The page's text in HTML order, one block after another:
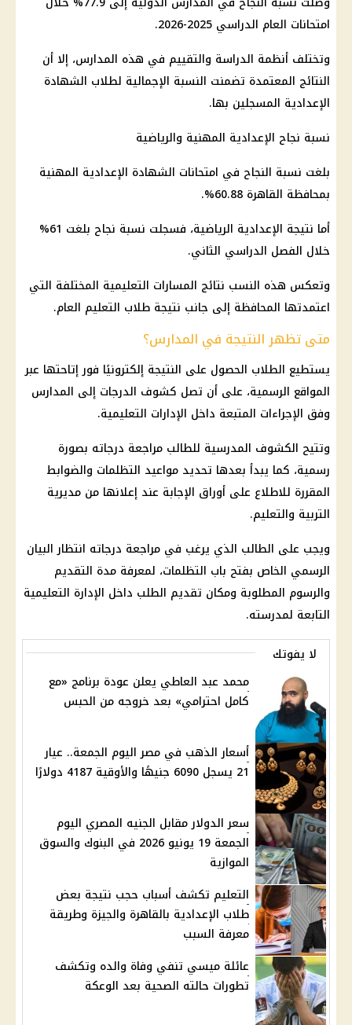
امتحانات العام الدراسي 2025-2026.
وتختلف أنظمة الدراسة والتقييم في هذه المدارس، إلا أن
النتائج المعتمدة تضمنت النسبة الإجمالية لطلاب الشهادة
الإعدادية المسجلين بها.
نسبة نجاح الإعدادية المهنية والرياضية
بلغت نسبة النجاح في امتحانات الشهادة الإعدادية المهنية
بمحافظة القاهرة 60.88%.
أما نتيجة الإعدادية الرياضية، فسجلت نسبة نجاح بلغت 61%
خلال الفصل الدراسي الثاني.
وتعكس هذه النسب نتائج المسارات التعليمية المختلفة التي
اعتمدتها المحافظة إلى جانب نتيجة طلاب التعليم العام.
متى تظهر النتيجة في المدارس؟
يستطيع الطلاب الحصول على النتيجة إلكترونيًا فور إتاحتها عبر
المواقع الرسمية، على أن تصل كشوف الدرجات إلى المدارس
وفق الإجراءات المتبعة داخل الإدارات التعليمية.
وتتيح الكشوف المدرسية للطالب مراجعة درجاته بصورة
رسمية، كما يبدأ بعدها تحديد مواعيد التظلمات والضوابط
المقررة للاطلاع على أوراق الإجابة عند إعلانها من مديرية
التربية والتعليم.
ويجب على الطالب الذي يرغب في مراجعة درجاته انتظار البيان
الرسمي الخاص بفتح باب التظلمات، لمعرفة مدة التقديم
والرسوم المطلوبة ومكان تقديم الطلب داخل الإدارة التعليمية
التابعة لمدرسته.
لا يفوتك
محمد عبد العاطي يعلن عودة برنامج «مع
كامل احترامي» بعد خروجه من الحبس
أسعار الذهب في مصر اليوم الجمعة.. عيار
21 يسجل 6090 جنيهًا والأوقية 4187 دولارًا
سعر الدولار مقابل الجنيه المصري اليوم
الجمعة 19 يونيو 2026 في البنوك والسوق
الموازية
التعليم تكشف أسباب حجب نتيجة بعض
طلاب الإعدادية بالقاهرة والجيزة وطريقة
معرفة السبب
عائلة ميسي تنفي وفاة والده وتكشف
تطورات حالته الصحية بعد الوعكة